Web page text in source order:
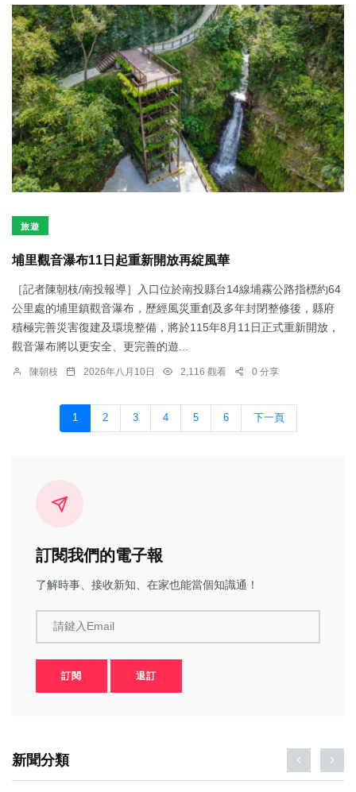
旅遊
埔里觀音瀑布11日起重新開放再綻風華
［記者陳朝枝/南投報導］入口位於南投縣台14線埔霧公路指標約64
公里處的埔里鎮觀音瀑布，歷經風災重創及多年封閉整修後，縣府
積極完善災害復建及環境整備，將於115年8月11日正式重新開放，
觀音瀑布將以更安全、更完善的遊...
陳朝枝 2026年八月10日 2,116 觀看 0 分享
1 2 3 4 5 6 下一頁
訂閱我們的電子報
了解時事、接收新知、在家也能當個知識通！
請鍵入Email
訂閱 退訂
新聞分類